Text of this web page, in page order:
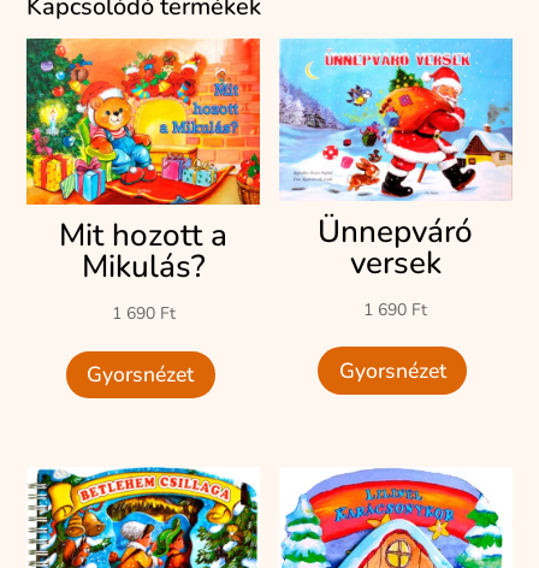
Kapcsolódó termékek
Mit hozott a
Mikulás?
1 690 Ft
Gyorsnézet
Ünnepváró
versek
1 690 Ft
Gyorsnézet